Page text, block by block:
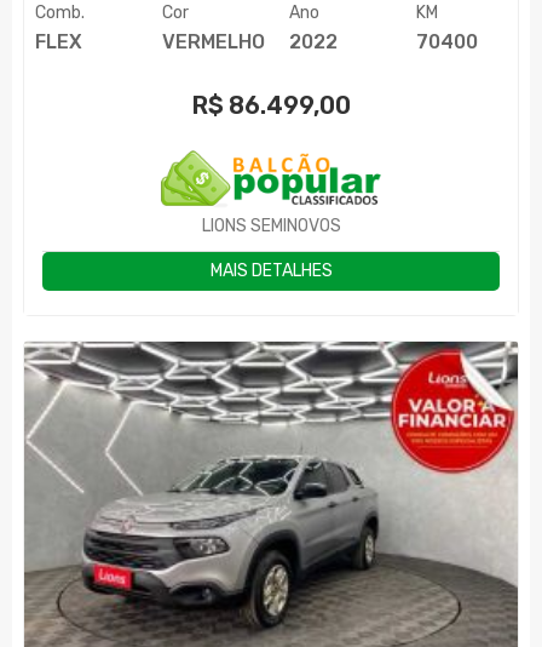
Comb.
FLEX
Cor
VERMELHO
Ano
2022
KM
70400
R$ 86.499,00
LIONS SEMINOVOS
MAIS DETALHES